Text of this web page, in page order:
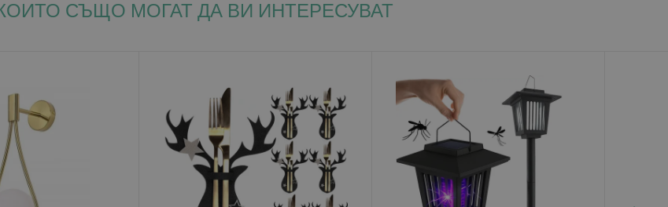
СЪЩО МОГАТ ДА ВИ ИНТЕРЕСУВАТ